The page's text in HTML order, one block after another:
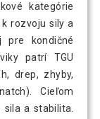
kategórie
rozvoju sily a
pre kondičné
patrí TGU
drep, zhyby,
Cieľom
a stabilita.